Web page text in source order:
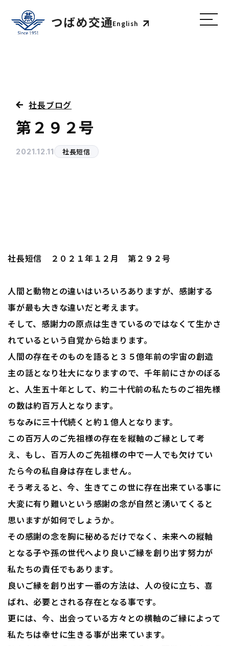
English
社長ブログ
第２９２号
2021.12.11 社長短信
社長短信 ２０２１年１２月 第２９２号
人間と動物との違いはいろいろありますが、感謝する
事が最も大きな違いだと考えます。
そして、感謝力の原点は生きているのではなくて生かさ
れているという自覚から始まります。
人間の存在そのものを語ると３５億年前の宇宙の創造
主の話となり壮大になりますので、千年前にさかのぼる
と、人生五十年として、約二十代前の私たちのご祖先様
の数は約百万人となります。
ちなみに三十代続くと約１億人となります。
この百万人のご先祖様の存在を縦軸のご縁として考
え、もし、百万人のご先祖様の中で一人でも欠けてい
たら今の私自身は存在しません。
そう考えると、今、生きてこの世に存在出来ている事に
大変に有り難いという感謝の念が自然と湧いてくると
思いますが如何でしょうか。
その感謝の念を胸に秘めるだけでなく、未来への縦軸
となる子や孫の世代へより良いご縁を創り出す努力が
私たちの責任でもあります。
良いご縁を創り出す一番の方法は、人の役に立ち、喜
ばれ、必要とされる存在となる事です。
更には、今、出会っている方々との横軸のご縁によって
私たちは幸せに生きる事が出来ています。